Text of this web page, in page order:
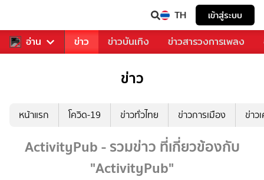
TH เข้าสู่ระบบ
อ่าน
คุณ กีฬา ข่าว ข่าวบันเทิง ข่าวสารวงการเพลง
ข่าว
หน้าแรก โควิด-19 ข่าวทั่วไทย ข่าวการเมือง ข่าว
ActivityPub - รวมข่าว ที่เกี่ยวข้องกับ
"ActivityPub"